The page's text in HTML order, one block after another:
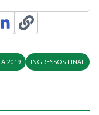
2019 INGRESSOS FINAL